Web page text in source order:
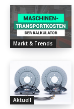
Markt & Trends
Aktuell